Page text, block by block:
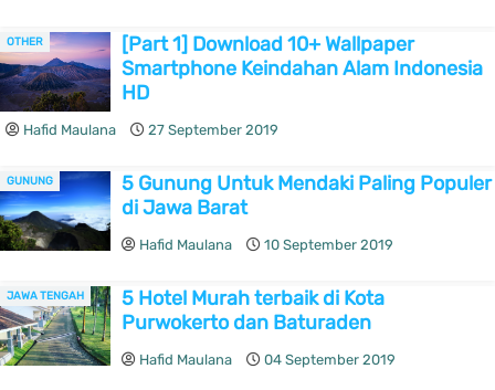
OTHER
[Part 1] Download 10+ Wallpaper
Smartphone Keindahan Alam Indonesia
HD
Hafid Maulana 27 September 2019
GUNUNG
5 Gunung Untuk Mendaki Paling Populer
di Jawa Barat
Hafid Maulana 10 September 2019
JAWA TENGAH
5 Hotel Murah terbaik di Kota
Purwokerto dan Baturaden
Hafid Maulana 04 September 2019